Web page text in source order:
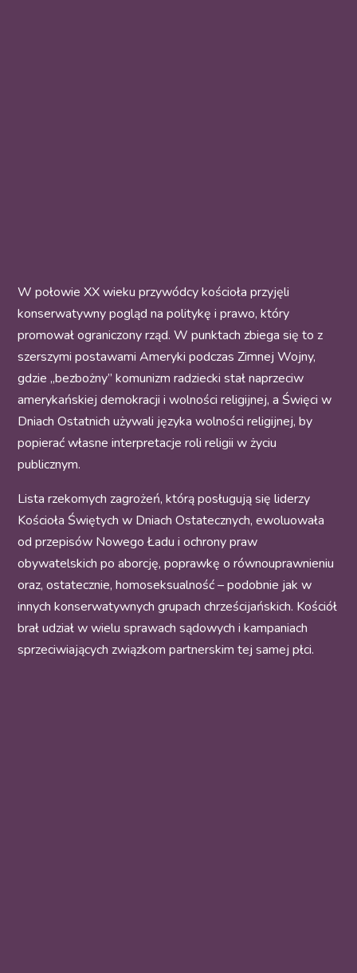
W połowie XX wieku przywódcy kościoła przyjęli
konserwatywny pogląd na politykę i prawo, który
promował ograniczony rząd. W punktach zbiega się to z
szerszymi postawami Ameryki podczas Zimnej Wojny,
gdzie „bezbożny” komunizm radziecki stał naprzeciw
amerykańskiej demokracji i wolności religijnej, a Święci w
Dniach Ostatnich używali języka wolności religijnej, by
popierać własne interpretacje roli religii w życiu
publicznym.
Lista rzekomych zagrożeń, którą posługują się liderzy
Kościoła Świętych w Dniach Ostatecznych, ewoluowała
od przepisów Nowego Ładu i ochrony praw
obywatelskich po aborcję, poprawkę o równouprawnieniu
oraz, ostatecznie, homoseksualność – podobnie jak w
innych konserwatywnych grupach chrześcijańskich. Kościół
brał udział w wielu sprawach sądowych i kampaniach
sprzeciwiających związkom partnerskim tej samej płci.